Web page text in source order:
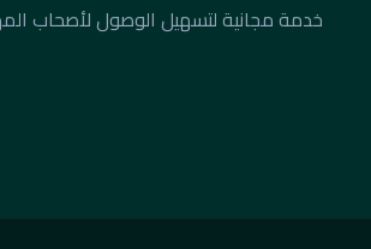
خدمة مجانية لتسهيل الوصول لأصحاب